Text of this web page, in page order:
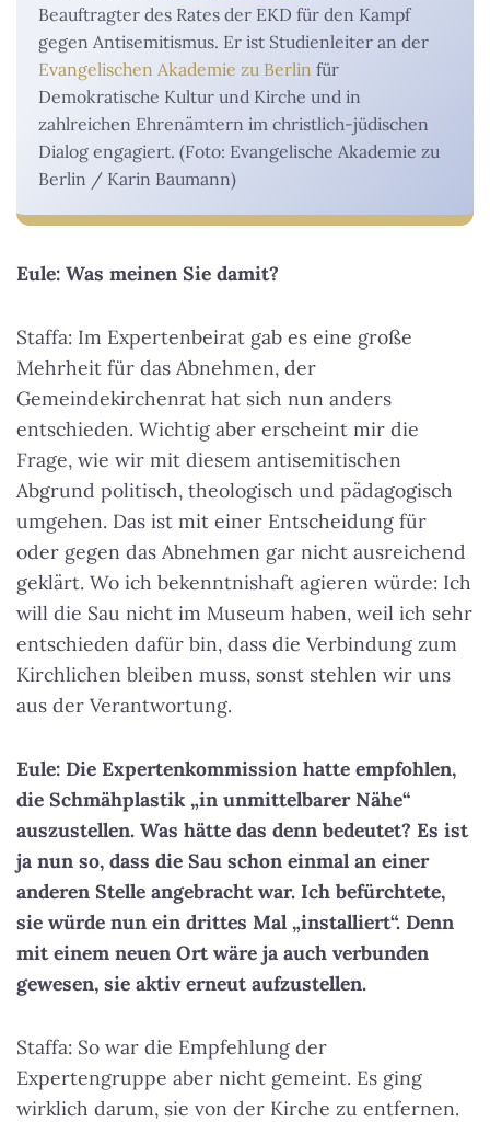
Beauftragter des Rates der EKD für den Kampf
gegen Antisemitismus. Er ist Studienleiter an der
Evangelischen Akademie zu Berlin für
Demokratische Kultur und Kirche und in
zahlreichen Ehrenämtern im christlich-jüdischen
Dialog engagiert. (Foto: Evangelische Akademie zu
Berlin / Karin Baumann)
Eule: Was meinen Sie damit?
Staffa: Im Expertenbeirat gab es eine große
Mehrheit für das Abnehmen, der
Gemeindekirchenrat hat sich nun anders
entschieden. Wichtig aber erscheint mir die
Frage, wie wir mit diesem antisemitischen
Abgrund politisch, theologisch und pädagogisch
umgehen. Das ist mit einer Entscheidung für
oder gegen das Abnehmen gar nicht ausreichend
geklärt. Wo ich bekenntnishaft agieren würde: Ich
will die Sau nicht im Museum haben, weil ich sehr
entschieden dafür bin, dass die Verbindung zum
Kirchlichen bleiben muss, sonst stehlen wir uns
aus der Verantwortung.
Eule: Die Expertenkommission hatte empfohlen,
die Schmähplastik „in unmittelbarer Nähe“
auszustellen. Was hätte das denn bedeutet? Es ist
ja nun so, dass die Sau schon einmal an einer
anderen Stelle angebracht war. Ich befürchtete,
sie würde nun ein drittes Mal „installiert“. Denn
mit einem neuen Ort wäre ja auch verbunden
gewesen, sie aktiv erneut aufzustellen.
Staffa: So war die Empfehlung der
Expertengruppe aber nicht gemeint. Es ging
wirklich darum, sie von der Kirche zu entfernen.